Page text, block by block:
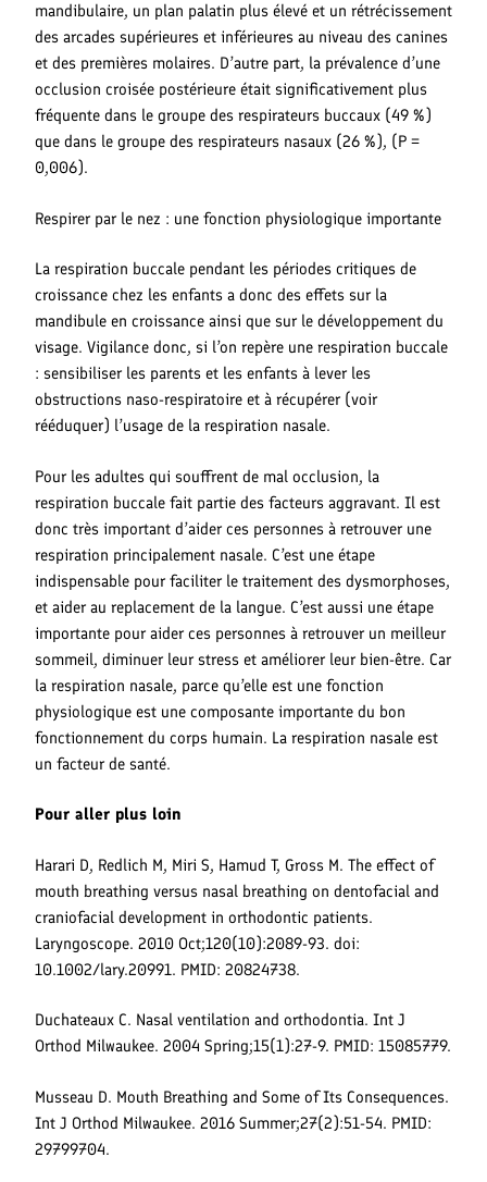
mandibulaire, un plan palatin plus élevé et un rétrécissement
des arcades supérieures et inférieures au niveau des canines
et des premières molaires. D’autre part, la prévalence d’une
occlusion croisée postérieure était significativement plus
fréquente dans le groupe des respirateurs buccaux (49 %)
que dans le groupe des respirateurs nasaux (26 %), (P =
0,006).
Respirer par le nez : une fonction physiologique importante
La respiration buccale pendant les périodes critiques de
croissance chez les enfants a donc des effets sur la
mandibule en croissance ainsi que sur le développement du
visage. Vigilance donc, si l’on repère une respiration buccale
: sensibiliser les parents et les enfants à lever les
obstructions naso-respiratoire et à récupérer (voir
rééduquer) l’usage de la respiration nasale.
Pour les adultes qui souffrent de mal occlusion, la
respiration buccale fait partie des facteurs aggravant. Il est
donc très important d’aider ces personnes à retrouver une
respiration principalement nasale. C’est une étape
indispensable pour faciliter le traitement des dysmorphoses,
et aider au replacement de la langue. C’est aussi une étape
importante pour aider ces personnes à retrouver un meilleur
sommeil, diminuer leur stress et améliorer leur bien-être. Car
la respiration nasale, parce qu’elle est une fonction
physiologique est une composante importante du bon
fonctionnement du corps humain. La respiration nasale est
un facteur de santé.
Pour aller plus loin
Harari D, Redlich M, Miri S, Hamud T, Gross M. The effect of
mouth breathing versus nasal breathing on dentofacial and
craniofacial development in orthodontic patients.
Laryngoscope. 2010 Oct;120(10):2089-93. doi:
10.1002/lary.20991. PMID: 20824738.
Duchateaux C. Nasal ventilation and orthodontia. Int J
Orthod Milwaukee. 2004 Spring;15(1):27-9. PMID: 15085779.
Musseau D. Mouth Breathing and Some of Its Consequences.
Int J Orthod Milwaukee. 2016 Summer;27(2):51-54. PMID:
29799704.